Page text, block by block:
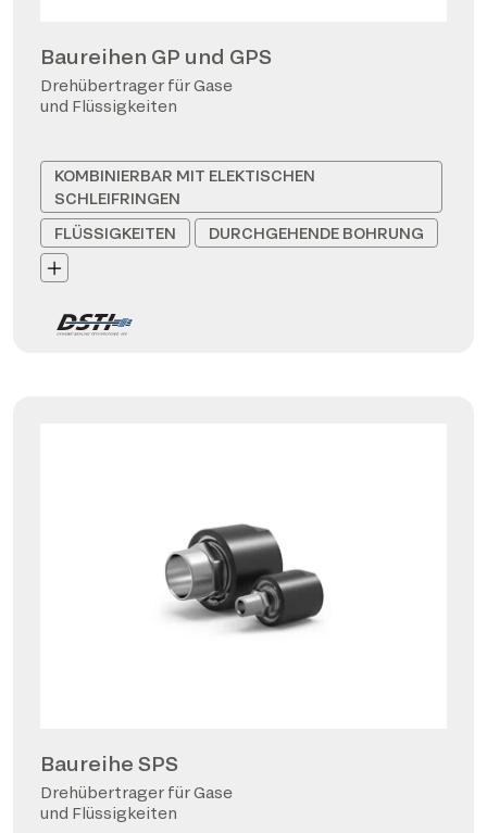
Baureihen GP und GPS
Drehübertrager für Gase
und Flüssigkeiten
KOMBINIERBAR MIT ELEKTISCHEN
SCHLEIFRINGEN
FLÜSSIGKEITEN
DURCHGEHENDE BOHRUNG
Baureihe SPS
Drehübertrager für Gase
und Flüssigkeiten